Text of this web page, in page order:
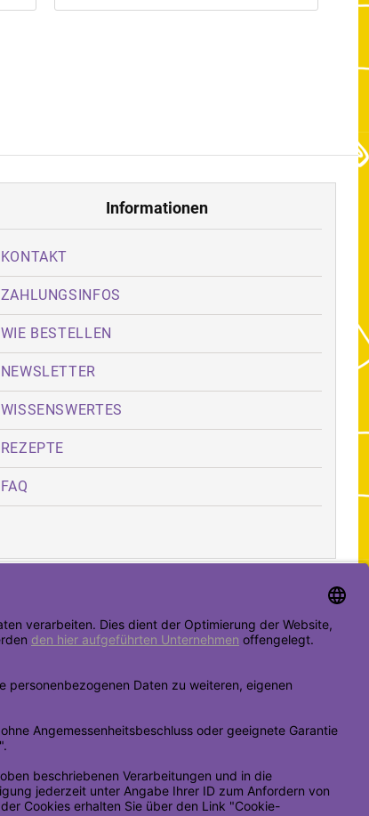
Informationen
KONTAKT
ZAHLUNGSINFOS
WIE BESTELLEN
NEWSLETTER
WISSENSWERTES
REZEPTE
FAQ